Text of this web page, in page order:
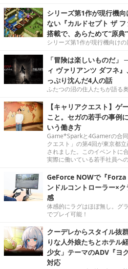
シリーズ第1作が現行機
ない『カルドセプト ザ
搭載で、あらためて“原典
シリーズ第1作が現行機向けの
「冒険は楽しいものだ」
ィ ヴァリアンツ ダフネ
っぷり沈んだ4人の話
ふたつの沼の住人たちが語る奥
【キャリアクエスト】ゲ
こと。セガの若手の事例
いう働き方
Game*Sparkと4Gamerの合
クエスト」の第4回が東京都
されました。このイベントに
実際に働いている若手社員へ
GeForce NOWで『
ンドルコントローラー×
感
体感的にラグはほぼ無し。グ
でプレイ可能！
クーデレからスタイル抜
りな人外娘たちとホテル
少女」テーマのADV『ヨ
対応